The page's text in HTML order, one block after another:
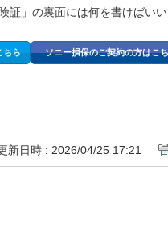
証」の裏面には何を書けばい
ちら ソニー損保のご契約の方はこ
新日時 : 2026/04/25 17:21